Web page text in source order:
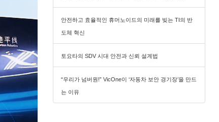
안전하고 효율적인 휴머노이드의 미래를 빚는 TI의 반
도체 혁신
토요타의 SDV 시대 안전과 신뢰 설계법
“우리가 넘버원!” VicOne이 ‘자동차 보안 경기장’을 만드
는 이유